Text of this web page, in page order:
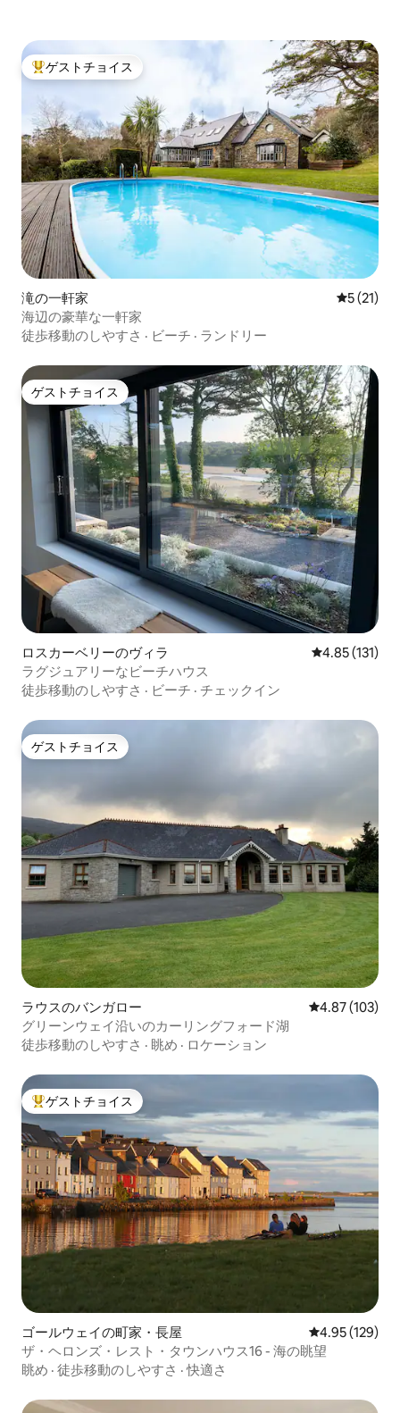
大好評のゲストチョイスです。
ゲストチョイス
滝の一軒家 レビュー
5 (21)
海辺の豪華な一軒家
徒歩移動のしやすさ · ビーチ · ランドリー
ゲストチョイス
ゲストチョイス
ロスカーベリーのヴィラ レビュー131
4.85 (131)
ラグジュアリーなビーチハウス
徒歩移動のしやすさ · ビーチ · チェックイン
ゲストチョイス
ゲストチョイス
ラウスのバンガロー レビュー103
4.87 (103)
グリーンウェイ沿いのカーリングフォード湖
徒歩移動のしやすさ · 眺め · ロケーション
大好評のゲストチョイスです。
ゲストチョイス
ゴールウェイの町家・長屋 レビュー129
4.95 (129)
ザ・ヘロンズ・レスト・タウンハウス16 - 海の眺望
眺め · 徒歩移動のしやすさ ·快適さ